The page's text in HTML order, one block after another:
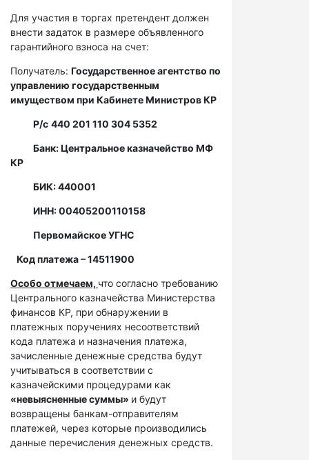
Для участия в торгах претендент должен
внести задаток в размере объявленного
гарантийного взноса на счет:
Получатель: Государственное агентство по
управлению государственным
имуществом при Кабинете Министров КР
Р/с 440 201 110 304 5352
Банк: Центральное казначейство МФ
КР
БИК: 440001
ИНН: 00405200110158
Первомайское УГНС
Код платежа – 14511900
Особо отмечаем, что согласно требованию
Центрального казначейства Министерства
финансов КР, при обнаружении в
платежных поручениях несоответствий
кода платежа и назначения платежа,
зачисленные денежные средства будут
учитываться в соответствии с
казначейскими процедурами как
«невыясненные суммы» и будут
возвращены банкам-отправителям
платежей, через которые производились
данные перечисления денежных средств.